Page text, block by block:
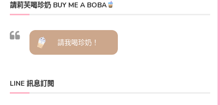
請莉芙喝珍奶 BUY ME A BOBA
請我喝珍奶！
LINE 訊息訂閱